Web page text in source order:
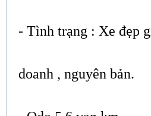
- Tình trạng : Xe đẹp
doanh , nguyên bản.